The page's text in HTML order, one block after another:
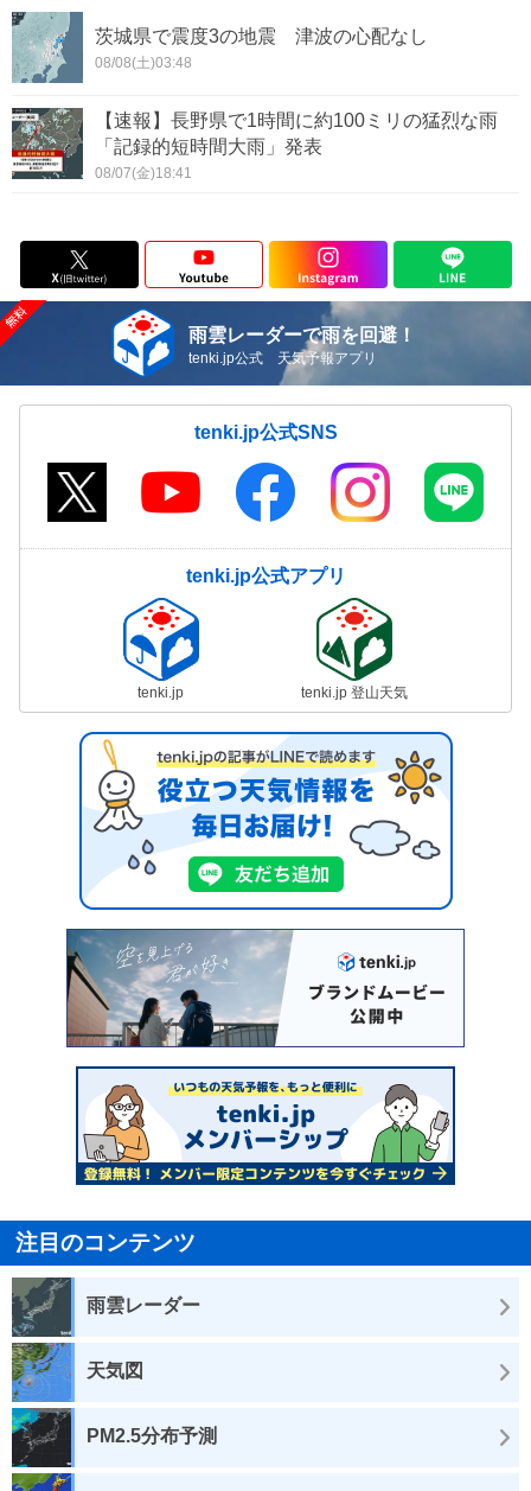
茨城県で震度3の地震 津波の心配なし
08/08(土)03:48
【速報】長野県で1時間に約100ミリの猛烈な雨
「記録的短時間大雨」発表
08/07(金)18:41
雨雲レーダーで雨を回避！
tenki.jp公式 天気予報アプリ
tenki.jp公式SNS
tenki.jp公式アプリ
tenki.jp tenki.jp 登山天気
注目のコンテンツ
雨雲レーダー
天気図
PM2.5分布予測